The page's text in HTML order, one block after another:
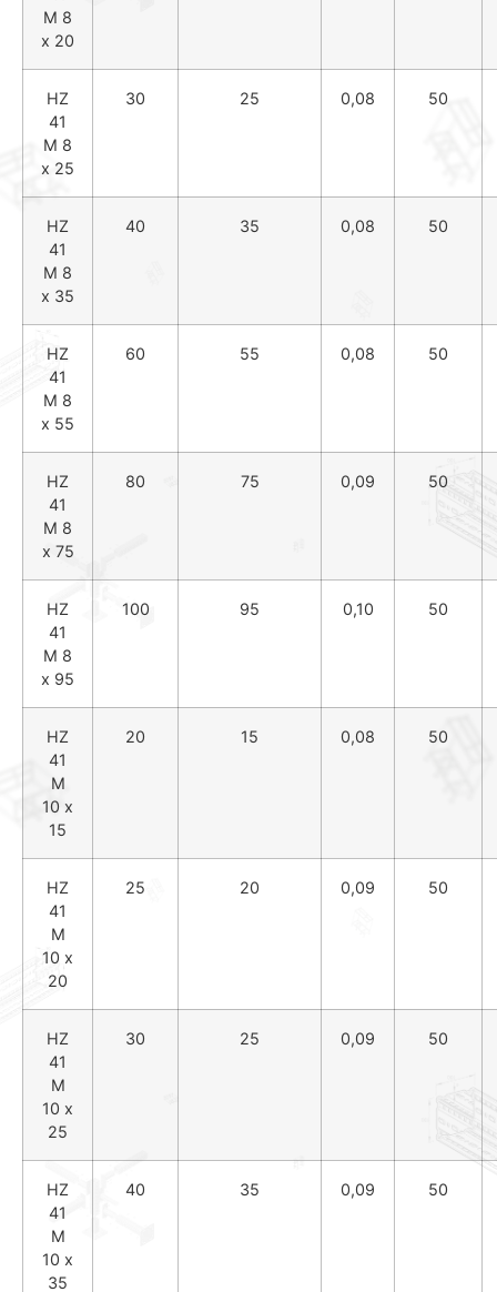
M 8
x 20
HZ
41
M 8
x 25
30 25 0,08 50
HZ
41
M 8
x 35
40 35 0,08 50
HZ
41
M 8
x 55
60 55 0,08 50
HZ
41
M 8
x 75
80 75 0,09 50
HZ
41
M 8
x 95
100 95 0,10 50
HZ
41
M
10 x
15
20 15 0,08 50
HZ
41
M
10 x
20
25 20 0,09 50
HZ
41
M
10 x
25
30 25 0,09 50
HZ
41
M
10 x
35
40 35 0,09 50